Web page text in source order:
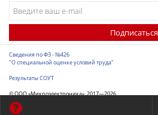
Подписаться
Сведения по ФЗ - №426
"О специальной оценке условий труда"
Результаты СОУТ
© ООО «Микроэлектроника», 2017—2026
Разработка сайта